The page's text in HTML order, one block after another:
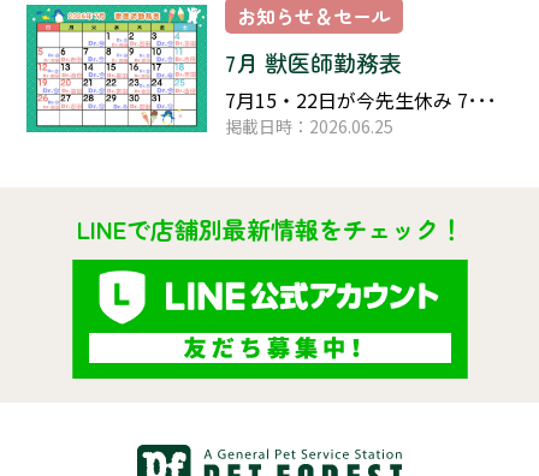
お知らせ＆セール
7月 獣医師勤務表
7月15・22日が今先生休み 7･･･
掲載日時：2026.06.25
LINEで店舗別最新情報をチェック！